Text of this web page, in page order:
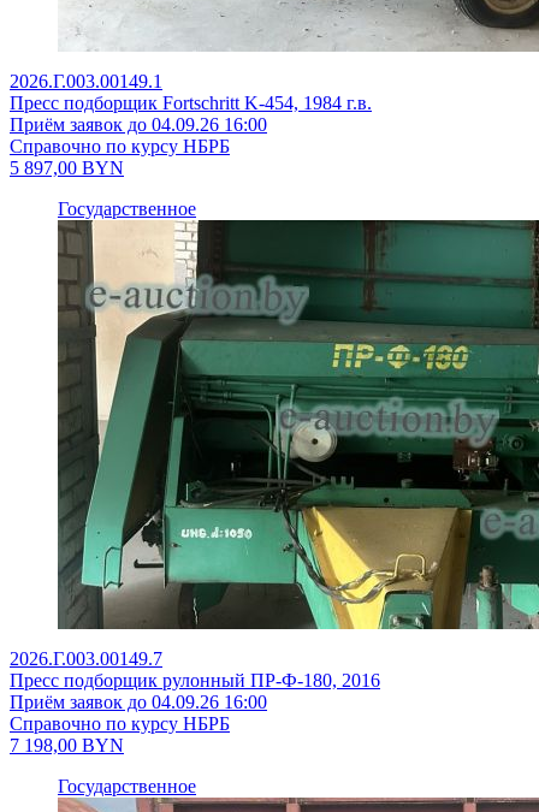
2026.Г.003.00149.1
Пресс подборщик Fortschritt K-454, 1984 г.в.
Приём заявок до 04.09.26 16:00
Справочно по курсу НБРБ
5 897,00 BYN
Государственное
2026.Г.003.00149.7
Пресс подборщик рулонный ПР-Ф-180, 2016
Приём заявок до 04.09.26 16:00
Справочно по курсу НБРБ
7 198,00 BYN
Государственное